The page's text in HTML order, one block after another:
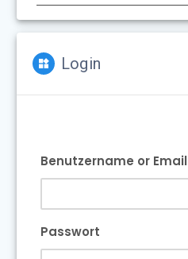
Login
Benutzername or Email
Passwort